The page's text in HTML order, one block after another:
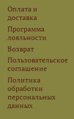
Оплата и
доставка
Программа
лояльности
Возврат
Пользовательское
соглашение
Политика
обработки
персональных
данных